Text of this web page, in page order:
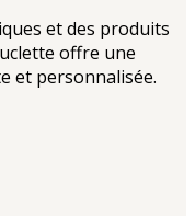
et des produits
offre une
et personnalisée.